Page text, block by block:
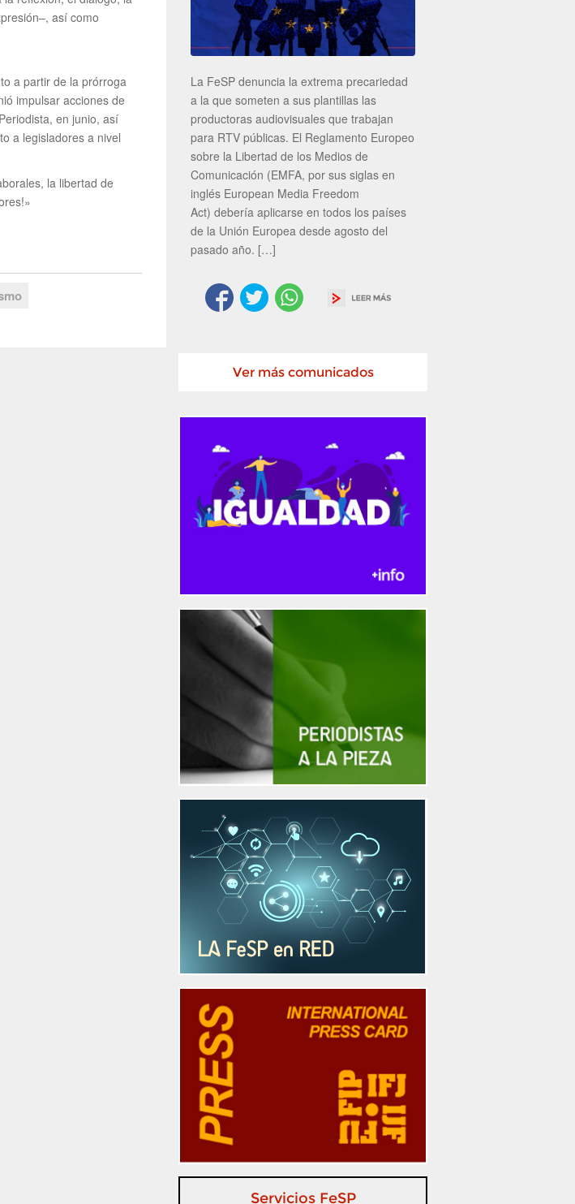
así como
a partir de la prórroga
impulsar acciones de
en junio, así
a legisladores a nivel
la libertad de
La FeSP denuncia la extrema precariedad
a la que someten a sus plantillas las
productoras audiovisuales que trabajan
para RTV públicas. El Reglamento Europeo
sobre la Libertad de los Medios de
Comunicación (EMFA, por sus siglas en
inglés European Media Freedom
Act) debería aplicarse en todos los países
de la Unión Europea desde agosto del
pasado año. […]
Ver más comunicados
Servicios FeSP